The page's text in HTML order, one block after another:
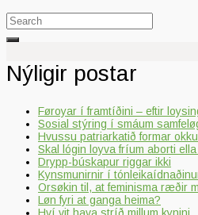
Search
for:
Nýligir postar
Føroyar í framtíðini – eftir
Sosial stýring í smáum
Hvussu patriarkatið formar
Skal lógin loyva fríum aborti
Drypp-búskapur riggar ikki
Kynsmunirnir í
Orsøkin til, at feminisma ræðir
Løn fyri at ganga heima?